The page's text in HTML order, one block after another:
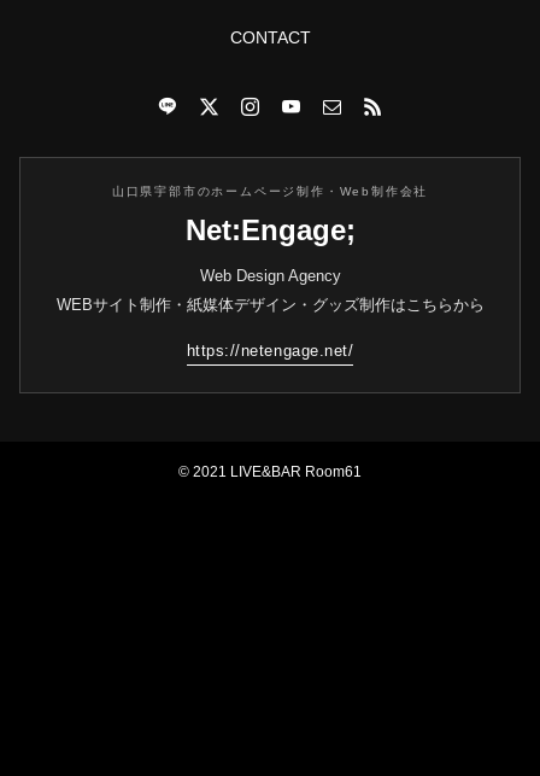
CONTACT
山口県宇部市のホームページ制作・Web制作会社
Net:Engage;
Web Design Agency
WEBサイト制作・紙媒体デザイン・グッズ制作はこちらから
https://netengage.net/
© 2021 LIVE&BAR Room61